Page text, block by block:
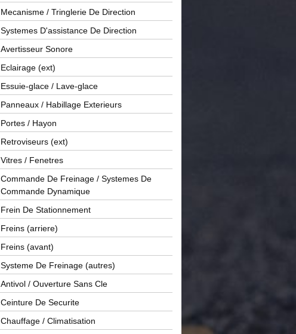
Mecanisme / Tringlerie De Direction
Systemes D'assistance De Direction
Avertisseur Sonore
Eclairage (ext)
Essuie-glace / Lave-glace
Panneaux / Habillage Exterieurs
Portes / Hayon
Retroviseurs (ext)
Vitres / Fenetres
Commande De Freinage / Systemes De
Commande Dynamique
Frein De Stationnement
Freins (arriere)
Freins (avant)
Systeme De Freinage (autres)
Antivol / Ouverture Sans Cle
Ceinture De Securite
Chauffage / Climatisation